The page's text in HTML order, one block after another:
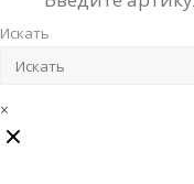
Искать
×